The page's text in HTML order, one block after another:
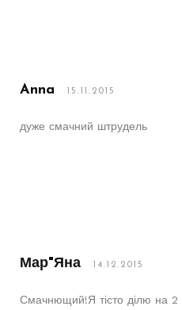
Anna 15.11.2015
дуже смачний штрудель
Мар"яна 14.12.2015
Смачнющий!Я тісто ділю на 2